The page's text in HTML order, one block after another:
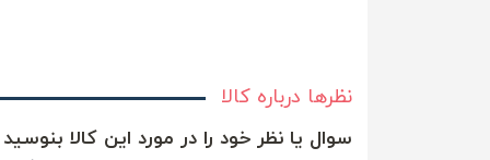
نظرها درباره کالا
سوال یا نظر خود را در مورد این کالا بنوسید